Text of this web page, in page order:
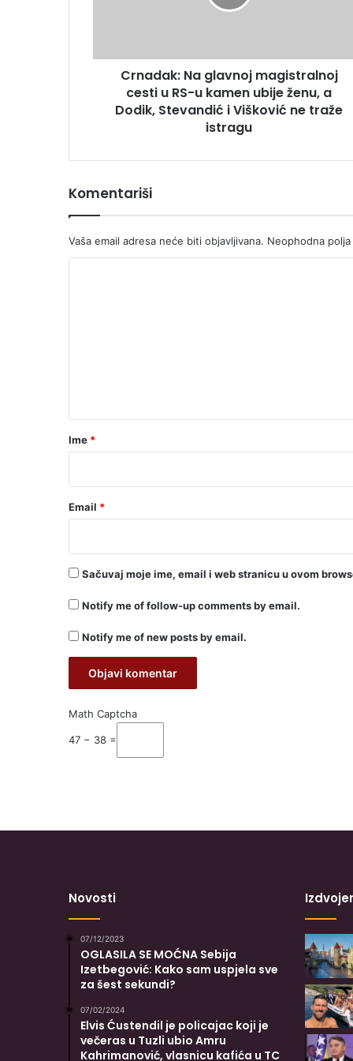
kamen
ne
Crnadak: Na glavnoj magistralnoj
cesti u RS-u kamen ubije ženu, a
Dodik, Stevandić i Višković ne traže
istragu
Komentariši
Vaša email adresa neće biti objavljivana. Neophodna
rIme *
Email *
Sačuvaj moje ime, email i web stranicu u ovom
Notify me of follow-up comments by email.
Notify me of new posts by email.
Math Captcha
47 − 38 =
Novosti
07/12/2023
OGLASILA SE MOĆNA Sebija
Izetbegović: Kako sam uspjela sve
za šest sekundi?
07/02/2024
Elvis Ćustendil je policajac koji je
večeras u Tuzli ubio Amru
Kahrimanović, vlasnicu kafića u TC